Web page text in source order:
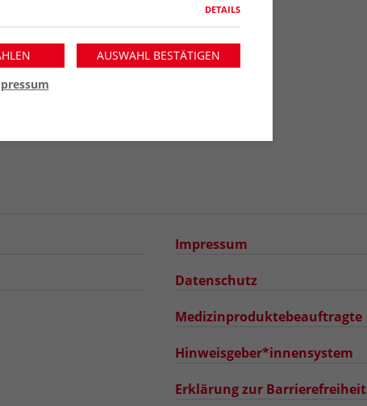
Impressum
Datenschutz
Medizinproduktebeauftragte
Hinweisgeber*innensystem
Erklärung zur Barrierefreiheit
DETAILS
AUSWAHL BESTÄTIGEN